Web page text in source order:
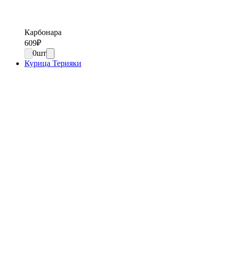
Карбонара
609₽
0шт
Курица Терияки